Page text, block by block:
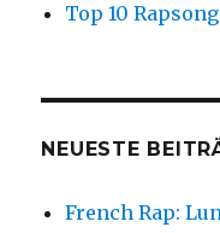
Top 10
NEUESTE
French Rap: